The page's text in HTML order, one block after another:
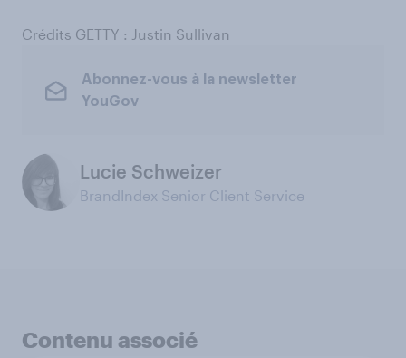
Crédits GETTY : Justin Sullivan
Abonnez-vous à la newsletter
YouGov
Lucie Schweizer
BrandIndex Senior Client Service
Contenu associé